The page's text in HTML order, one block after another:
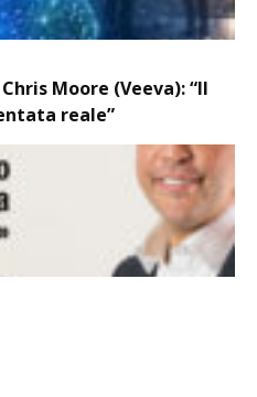
Moore (Veeva): “Il
reale”